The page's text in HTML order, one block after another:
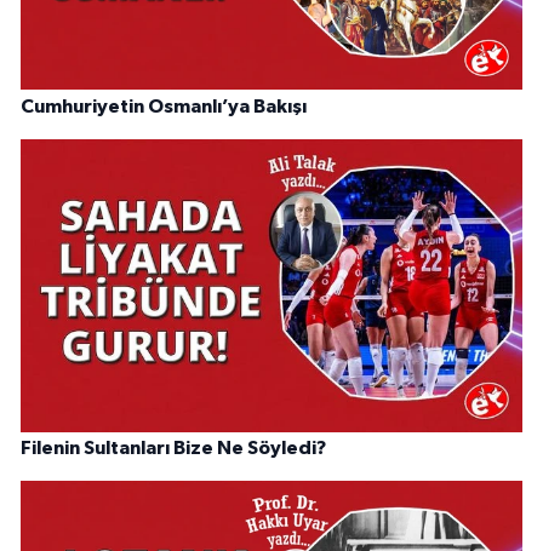
Cumhuriyetin Osmanlı’ya Bakışı
Filenin Sultanları Bize Ne Söyledi?